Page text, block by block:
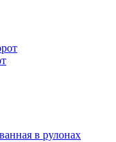
в рулонах